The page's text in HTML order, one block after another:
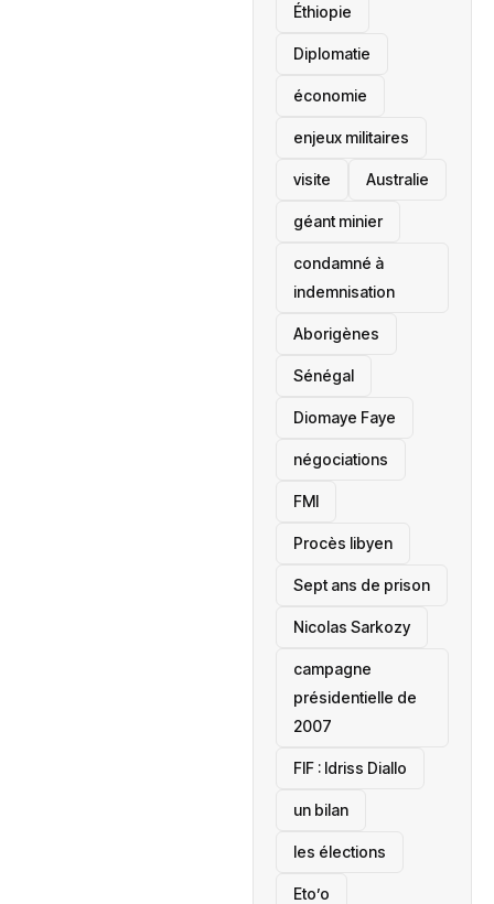
Éthiopie
Diplomatie
économie
enjeux militaires
visite ‎Australie
géant minier
condamné à
indemnisation
Aborigènes
Sénégal
Diomaye Faye
négociations
FMI
Procès libyen
Sept ans de prison
Nicolas Sarkozy
campagne
présidentielle de
2007
‎FIF : Idriss Diallo
un bilan
les élections
Eto’o